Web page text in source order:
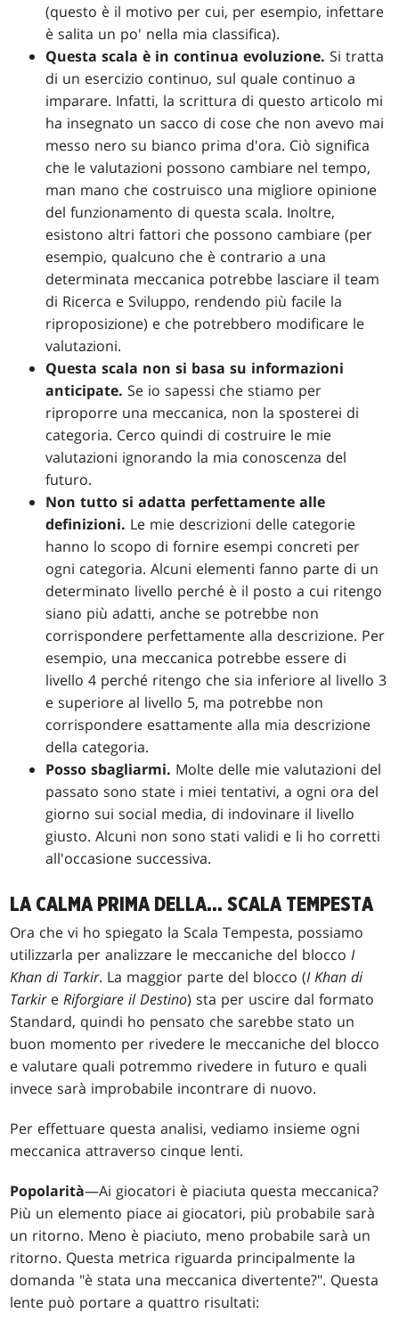
(questo è il motivo per cui, per esempio, infettare
è salita un po' nella mia classifica).
Questa scala è in continua evoluzione. Si tratta
di un esercizio continuo, sul quale continuo a
imparare. Infatti, la scrittura di questo articolo mi
ha insegnato un sacco di cose che non avevo mai
messo nero su bianco prima d'ora. Ciò significa
che le valutazioni possono cambiare nel tempo,
man mano che costruisco una migliore opinione
del funzionamento di questa scala. Inoltre,
esistono altri fattori che possono cambiare (per
esempio, qualcuno che è contrario a una
determinata meccanica potrebbe lasciare il team
di Ricerca e Sviluppo, rendendo più facile la
riproposizione) e che potrebbero modificare le
valutazioni.
Questa scala non si basa su informazioni
anticipate. Se io sapessi che stiamo per
riproporre una meccanica, non la sposterei di
categoria. Cerco quindi di costruire le mie
valutazioni ignorando la mia conoscenza del
futuro.
Non tutto si adatta perfettamente alle
definizioni. Le mie descrizioni delle categorie
hanno lo scopo di fornire esempi concreti per
ogni categoria. Alcuni elementi fanno parte di un
determinato livello perché è il posto a cui ritengo
siano più adatti, anche se potrebbe non
corrispondere perfettamente alla descrizione. Per
esempio, una meccanica potrebbe essere di
livello 4 perché ritengo che sia inferiore al livello 3
e superiore al livello 5, ma potrebbe non
corrispondere esattamente alla mia descrizione
della categoria.
Posso sbagliarmi. Molte delle mie valutazioni del
passato sono state i miei tentativi, a ogni ora del
giorno sui social media, di indovinare il livello
giusto. Alcuni non sono stati validi e li ho corretti
all'occasione successiva.
LA CALMA PRIMA DELLA... SCALA TEMPESTA
Ora che vi ho spiegato la Scala Tempesta, possiamo
utilizzarla per analizzare le meccaniche del bloccoI
Khan di Tarkir. La maggior parte del blocco (I Khan di
TarkireRiforgiare il Destino) sta per uscire dal formato
Standard, quindi ho pensato che sarebbe stato un
buon momento per rivedere le meccaniche del blocco
e valutare quali potremmo rivedere in futuro e quali
invece sarà improbabile incontrare di nuovo.
Per effettuare questa analisi, vediamo insieme ogni
meccanica attraverso cinque lenti.
Popolarità—Ai giocatori è piaciuta questa meccanica?
Più un elemento piace ai giocatori, più probabile sarà
un ritorno. Meno è piaciuto, meno probabile sarà un
ritorno. Questa metrica riguarda principalmente la
domanda "è stata una meccanica divertente?". Questa
lente può portare a quattro risultati: